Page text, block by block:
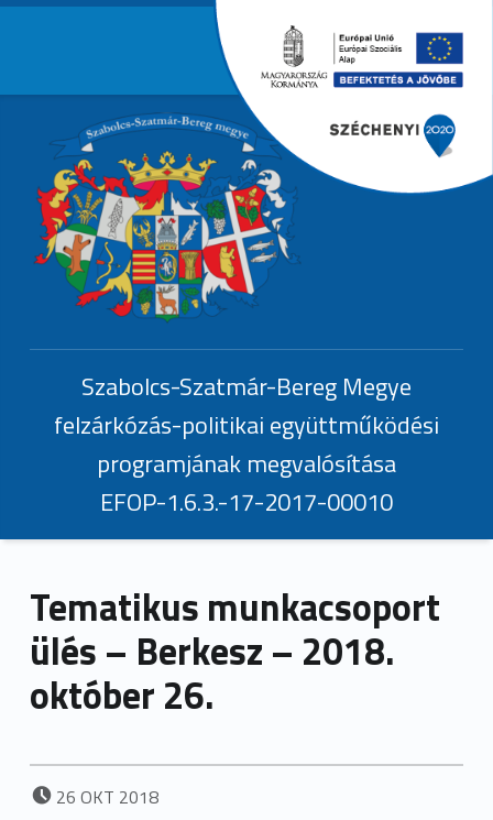
Header info sidebar
Szabolcs-Szatmár-Bereg Megye
felzárkózás-politikai együttműködési
programjának megvalósítása
EFOP-1.6.3.-17-2017-00010
Tematikus munkacsoport
ülés – Berkesz – 2018.
október 26.
POSTED ON:
26 OKT 2018